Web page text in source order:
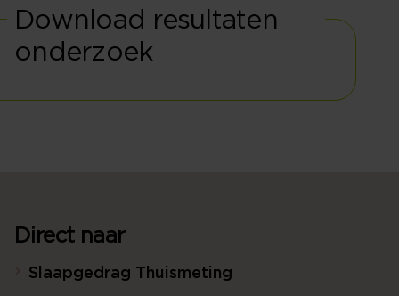
Download resultaten
onderzoek
Direct naar
Slaapgedrag Thuismeting